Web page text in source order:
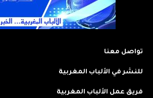
تواصل معنا
للنشر في الألباب المغربية
فريق عمل الألباب المغربية